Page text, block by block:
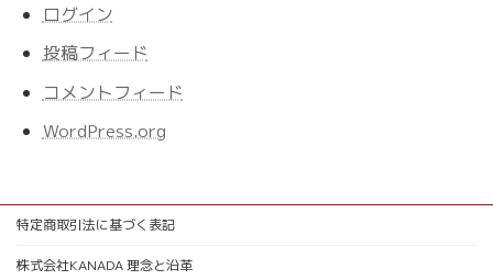
ログイン
投稿フィード
コメントフィード
WordPress.org
特定商取引法に基づく表記
株式会社KANADA 理念と沿革